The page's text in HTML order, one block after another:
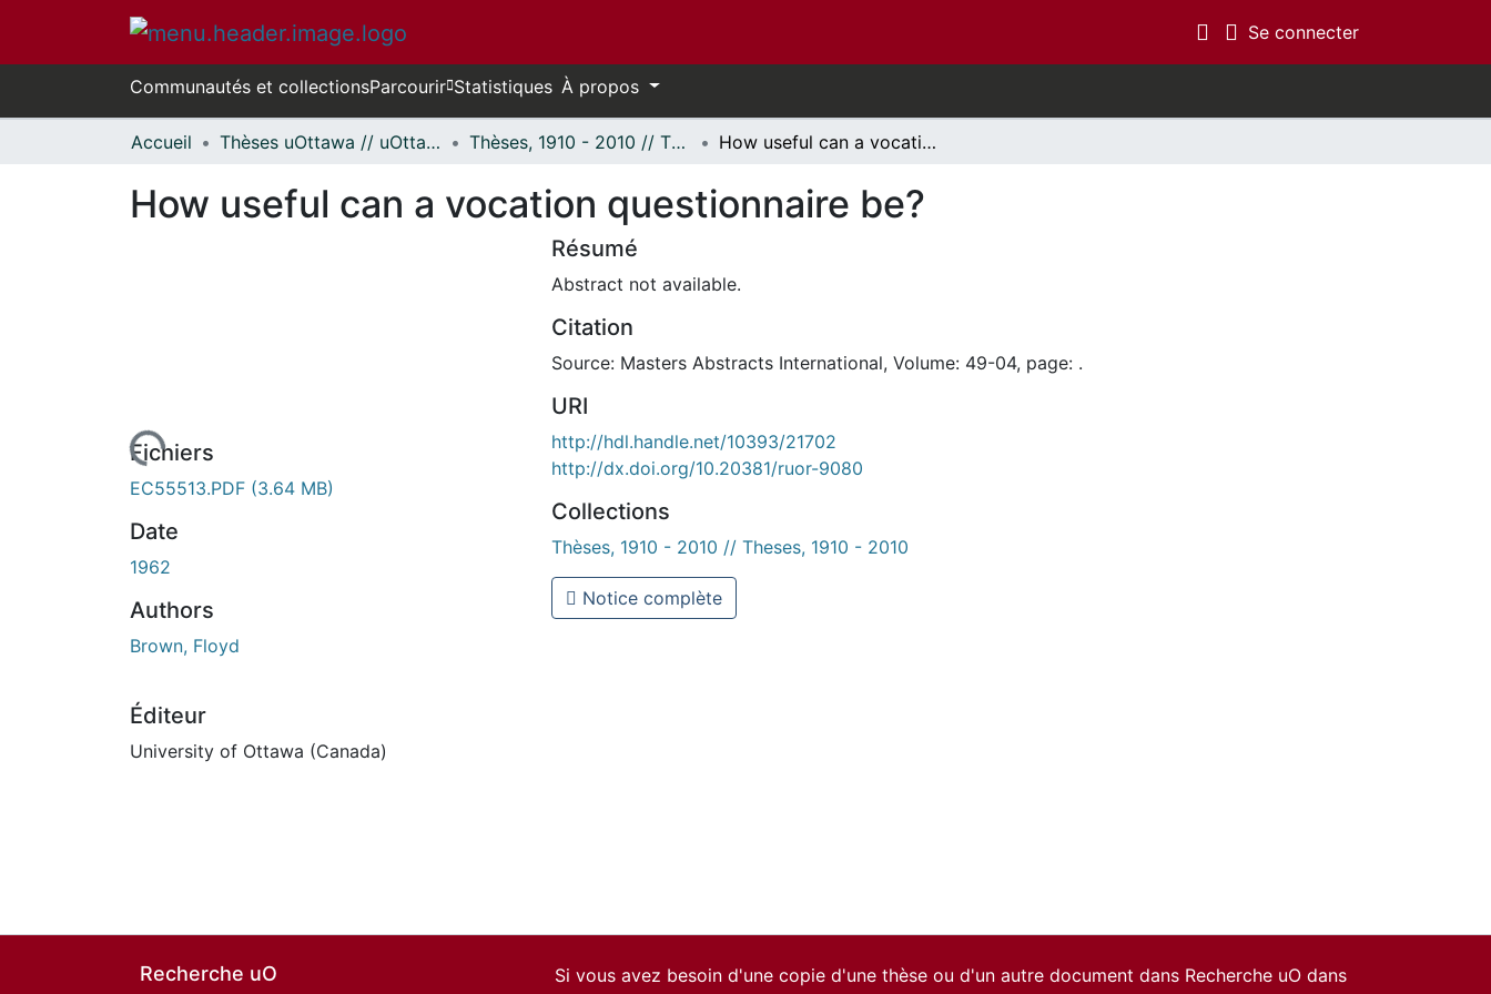
Se connecter(current)
Communautés et collectionsParcourir Statistiques À propos
Accueil Thèses uOttawa // uOttawa Theses Thèses, 1910 - 2010 // Theses, 1910 - 2010 How useful can a vocation questionnaire be?
How useful can a vocation questionnaire be?
En cours de chargement...
Fichiers
EC55513.PDF (3.64 MB)
Date
1962
Authors
Brown, Floyd
Éditeur
University of Ottawa (Canada)
Résumé
Abstract not available.
Citation
Source: Masters Abstracts International, Volume: 49-04, page: .
URI
http://hdl.handle.net/10393/21702
http://dx.doi.org/10.20381/ruor-9080
Collections
Thèses, 1910 - 2010 // Theses, 1910 - 2010
Notice complète
Recherche uO
Si vous avez besoin d'une copie d'une thèse ou d'un autre document dans Recherche uO dans